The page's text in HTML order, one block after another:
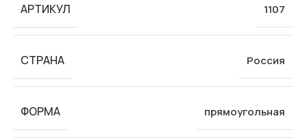
АРТИКУЛ 1107
СТРАНА Россия
ФОРМА прямоугольная